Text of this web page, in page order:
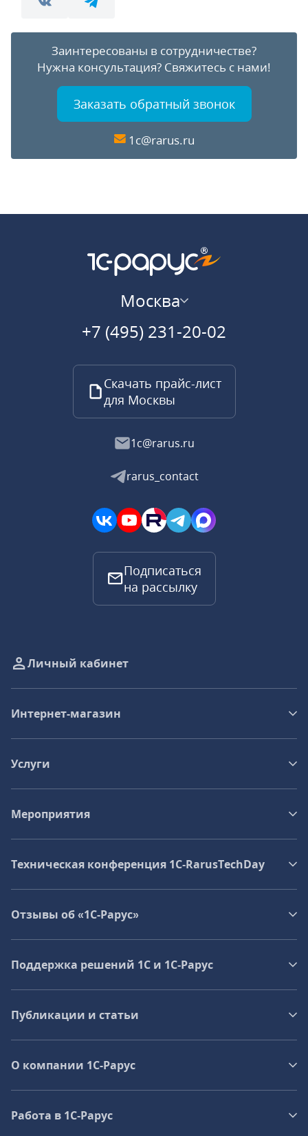
Заинтересованы в сотрудничестве?
Нужна консультация? Свяжитесь с нами!
Заказать обратный звонок
1c@rarus.ru
Москва
+7 (495) 231-20-02
Скачать прайс-лист
для Москвы
1c@rarus.ru
rarus_contact
Подписаться
на рассылку
Личный кабинет
Интернет-магазин
Услуги
Мероприятия
Техническая конференция 1C‑RarusTechDay
Отзывы об «1С-Рарус»
Поддержка решений 1С и 1С‑Рарус
Публикации и статьи
О компании 1C-Рарус
Работа в 1С‑Рарус